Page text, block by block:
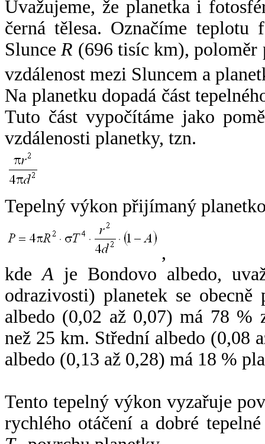
Uvažujeme, že planetka i
černá tělesa. Označíme
SlunceR (696 tisíc km),
vzdálenost mezi Sluncem a
Na planetku dopadá část
Tuto část vypočítáme jako
vzdálenosti planetky, tzn.
Tepelný výkon přijímaný
,
kdeA je Bondovo albedo,
odrazivosti) planetek se
albedo (0,02 až 0,07) má 78 %
než 25 km. Střední albedo (0,08
albedo (0,13 až 0,28) má 18 %
Tento tepelný výkon vyzařuje
rychlého otáčení a dobré